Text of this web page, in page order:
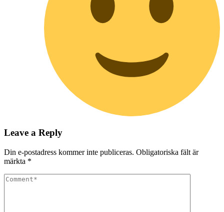
Leave a Reply
Din e-postadress kommer inte publiceras. Obligatoriska fält är
märkta *